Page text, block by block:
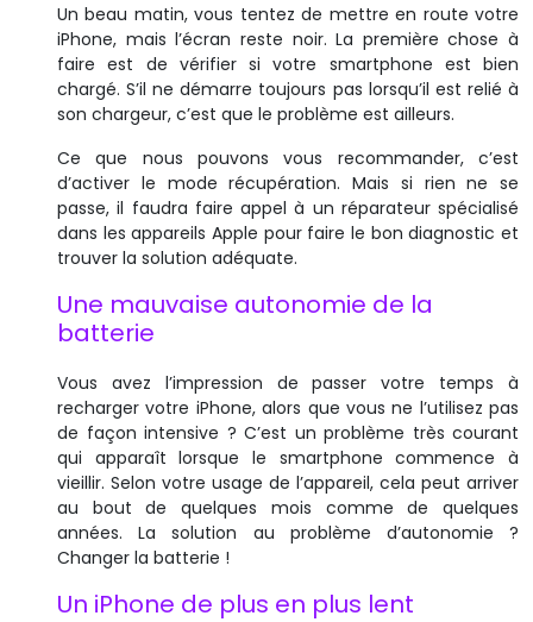
Un beau matin, vous tentez de mettre en route votre
iPhone, mais l’écran reste noir. La première chose à
faire est de vérifier si votre smartphone est bien
chargé. S’il ne démarre toujours pas lorsqu’il est relié à
son chargeur, c’est que le problème est ailleurs.
Ce que nous pouvons vous recommander, c’est
d’activer le mode récupération. Mais si rien ne se
passe, il faudra faire appel à un réparateur spécialisé
dans les appareils Apple pour faire le bon diagnostic et
trouver la solution adéquate.
Une mauvaise autonomie de la
batterie
Vous avez l’impression de passer votre temps à
recharger votre iPhone, alors que vous ne l’utilisez pas
de façon intensive ? C’est un problème très courant
qui apparaît lorsque le smartphone commence à
vieillir. Selon votre usage de l’appareil, cela peut arriver
au bout de quelques mois comme de quelques
années. La solution au problème d’autonomie ?
Changer la batterie !
Un iPhone de plus en plus lent